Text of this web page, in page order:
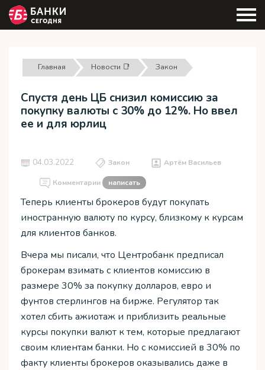
Главная Новости 📑 Закон
Спустя день ЦБ снизил комиссию за
покупку валюты с 30% до 12%. Но ввел
ее и для юрлиц
04.03.2022 Закон Артём Васильев
Комментарии написать
Теперь клиенты брокеров будут покупать
иностранную валюту по курсу, близкому к курсам
для клиентов банков.
Вчера мы писали, что Центробанк предписал
брокерам взимать с клиентов комиссию в
размере 30% за покупку долларов, евро и
фунтов стерлингов на бирже. Регулятор так
хотел сбить ажиотаж и приблизить реальные
курсы покупки валют к тем, которые предлагают
своим клиентам банки. Но с комиссией в 30% по
факту клиенты брокеров оказывались даже в